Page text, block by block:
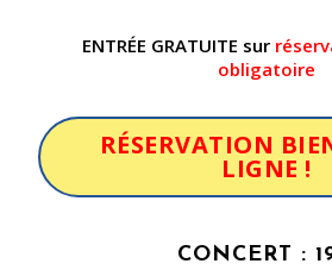
ENTRÉE GRATUITE sur
obligatoire
RÉSERVATION
LIGNE !
CONCERT :